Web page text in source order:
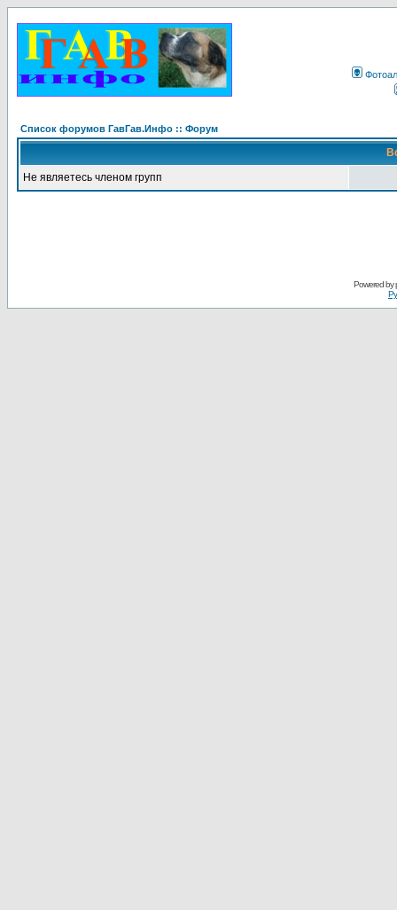
Список форумов ГавГав.Инфо :: Форум
Не являетесь членом групп
Powered by